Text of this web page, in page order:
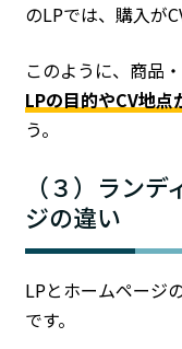
のLPでは、購入が
このように、商品
LPの目的やCV地点
う。
（３）ラン
ジの違い
LPとホームページ
です。